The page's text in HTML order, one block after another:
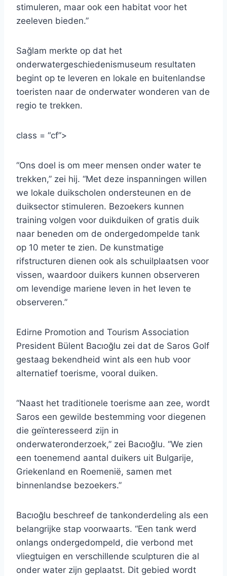
stimuleren, maar ook een habitat voor het
zeeleven bieden.”
Sağlam merkte op dat het
onderwatergeschiedenismuseum resultaten
begint op te leveren en lokale en buitenlandse
toeristen naar de onderwater wonderen van de
regio te trekken.
class = “cf”>
“Ons doel is om meer mensen onder water te
trekken,” zei hij. “Met deze inspanningen willen
we lokale duikscholen ondersteunen en de
duiksector stimuleren. Bezoekers kunnen
training volgen voor duikduiken of gratis duik
naar beneden om de ondergedompelde tank
op 10 meter te zien. De kunstmatige
rifstructuren dienen ook als schuilplaatsen voor
vissen, waardoor duikers kunnen observeren
om levendige mariene leven in het leven te
observeren.”
Edirne Promotion and Tourism Association
President Bülent Bacıoğlu zei dat de Saros Golf
gestaag bekendheid wint als een hub voor
alternatief toerisme, vooral duiken.
“Naast het traditionele toerisme aan zee, wordt
Saros een gewilde bestemming voor diegenen
die geïnteresseerd zijn in
onderwateronderzoek,” zei Bacıoğlu. “We zien
een toenemend aantal duikers uit Bulgarije,
Griekenland en Roemenië, samen met
binnenlandse bezoekers.”
Bacıoğlu beschreef de tankonderdeling als een
belangrijke stap voorwaarts. “Een tank werd
onlangs ondergedompeld, die verbond met
vliegtuigen en verschillende sculpturen die al
onder water zijn geplaatst. Dit gebied wordt